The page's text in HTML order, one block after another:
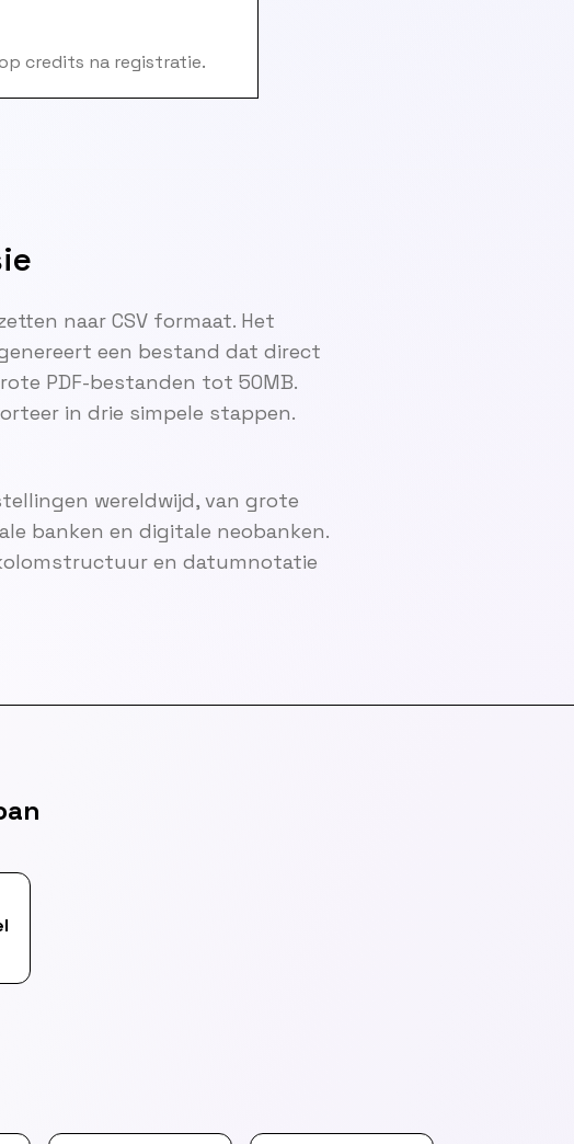
credits na registratie.
naar CSV formaat. Het
een bestand dat direct
PDF-bestanden tot 50MB.
in drie simpele stappen.
wereldwijd, van grote
banken en digitale neobanken.
en datumnotatie